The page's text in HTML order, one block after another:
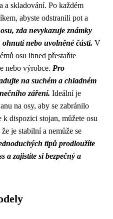
a skladování. Po každém
abyste odstranili pot a
zda nevykazuje známky
nebo uvolněné části. V
osu ihned přestaňte
nebo výrobce. Pro
na suchém a chladném
záření. Ideální je
na osy, aby se zabránilo
dispozici stojan, můžete osu
je stabilní a nemůže se
tipů prodloužíte
a zajistíte si bezpečný a